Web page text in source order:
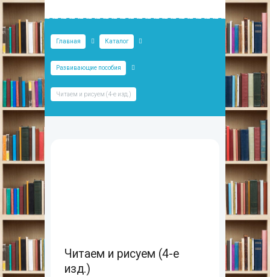
Главная Каталог
Развивающие пособия
Читаем и рисуем (4-е изд.)
Читаем и рисуем (4-е
изд.)